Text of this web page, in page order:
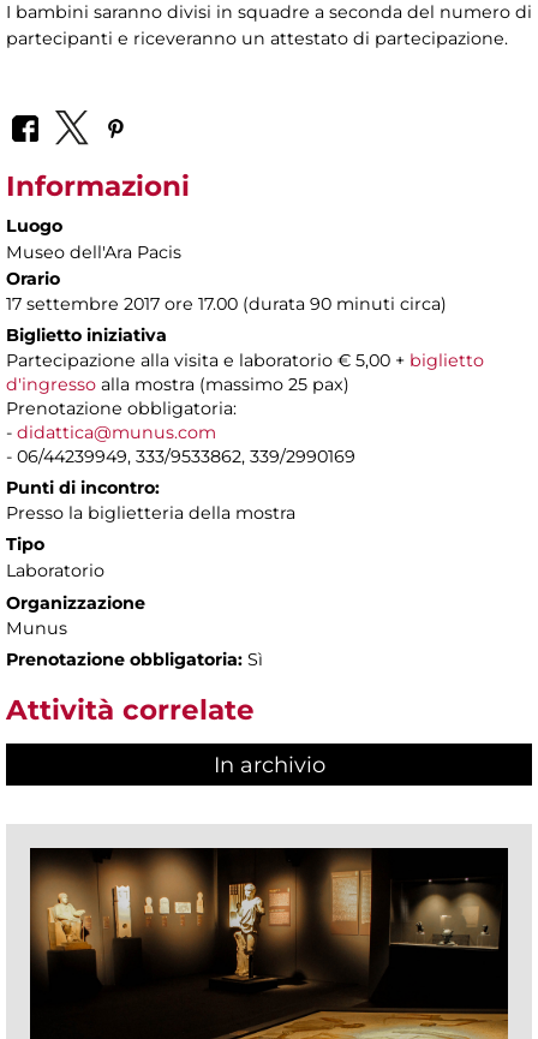
I bambini saranno divisi in squadre a seconda del numero di
partecipanti e riceveranno un attestato di partecipazione.
Informazioni
Luogo
Museo dell'Ara Pacis
Orario
17 settembre 2017 ore 17.00 (durata 90 minuti circa)
Biglietto iniziativa
Partecipazione alla visita e laboratorio € 5,00 + biglietto
d'ingresso alla mostra (massimo 25 pax)
Prenotazione obbligatoria:
- didattica@munus.com
- 06/44239949, 333/9533862, 339/2990169
Punti di incontro:
Presso la biglietteria della mostra
Tipo
Laboratorio
Organizzazione
Munus
Prenotazione obbligatoria: Sì
Attività correlate
In archivio